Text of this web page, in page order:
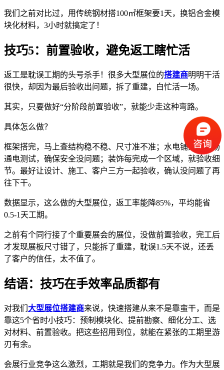
我们之前对比过，用传统钢材搭100㎡框架要1天，换铝合金模
块化材料，3小时就搞定了！
技巧5：前置验收，避免返工瞎忙活
返工是耽误工期的头号杀手！很多大型展位的搭建商明明干活
很快，却因为最后验收出问题，拆了重建，白忙活一场。
其实，只要做好“分阶段前置验收”，就能少走这种弯路。
具体怎么做？
框架搭完，马上查结构稳不稳、尺寸准不准；水电铺完，当场
通电测试，确保安全没问题；装饰每完成一个区域，就验收细
节。最好让设计、施工、客户三方一起验收，确认没问题了再
往下干。
数据显示，这么做的大型展位，返工率能降85%，平均能省
0.5-1天工期。
之前有个同行接了个重要展会的展位，没做前置验收，完工后
才发现展板尺寸错了，只能拆了重建，耽误1.5天不说，还丢
了客户的信任，太不值了。
结语：技巧在手效率品质都有
对我们 大型展位搭建商来说，快速搭建从来不是靠蛮干，而是
靠这5个省时小技巧：预制模块化、提前勘察、细化分工、选
对材料、前置验收。把这些招用到位，就能在紧张的工期里游
刃有余。
会展行业竞争这么激烈，工期就是我们的竞争力。作为大型展